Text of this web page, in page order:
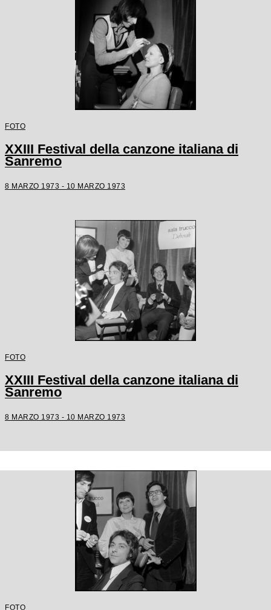
FOTO
XXIII Festival della canzone italiana di
Sanremo
8 MARZO 1973 - 10 MARZO 1973
FOTO
XXIII Festival della canzone italiana di
Sanremo
8 MARZO 1973 - 10 MARZO 1973
FOTO